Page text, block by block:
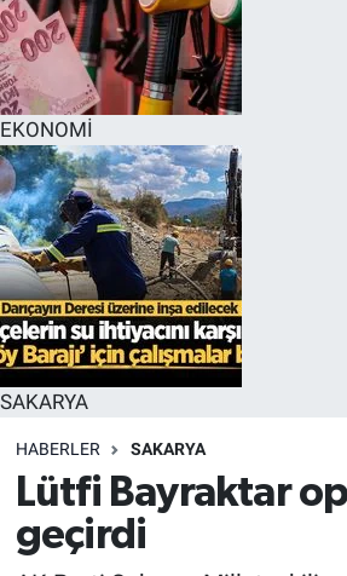
EKONOMİ
SAKARYA
HABERLER SAKARYA
Lütfi Bayraktar
geçirdi
EĞİTİM
MAGAZİN
ÖZEL HABER
HALK54 PANORAMA